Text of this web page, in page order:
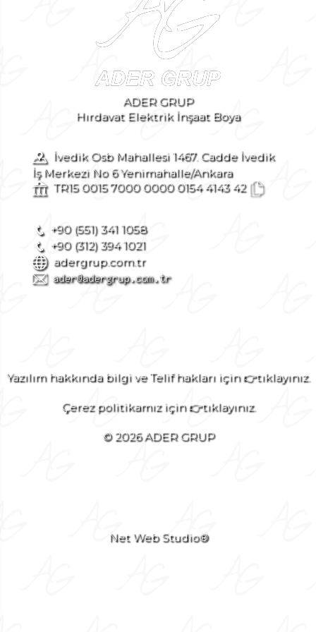
ADER GRUP
Hırdavat Elektrik İnşaat Boya
İvedik Osb Mahallesi 1467. Cadde İvedik
İş Merkezi No 6 Yenimahalle/Ankara
TR15 0015 7000 0000 0154 4143 42
+90 (551) 341 1058
+90 (312) 394 1021
adergrup.com.tr
Yazılım hakkında bilgi ve Telif hakları için 👉tıklayınız.
Çerez politikamız için 👉tıklayınız.
© 2026 ADER GRUP
Net Web Studio®